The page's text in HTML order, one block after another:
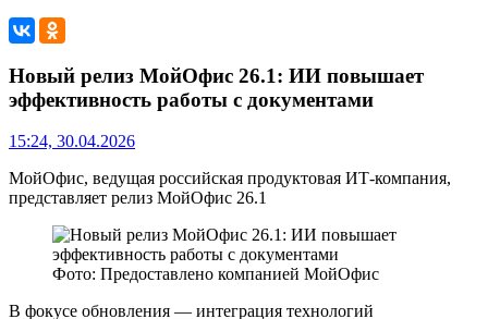
Новый релиз МойОфис 26.1: ИИ повышает
эффективность работы с документами
15:24, 30.04.2026
МойОфис, ведущая российская продуктовая ИТ-компания,
представляет релиз МойОфис 26.1
Фото: Предоставлено компанией МойОфис
В фокусе обновления — интеграция технологий